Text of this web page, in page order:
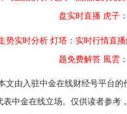
盘实时直播 虎子
势实时分析 灯塔：实时行情直
题免费解答 風雲
文由入驻中金在线财经号平台的
表中金在线立场。仅供读者参考